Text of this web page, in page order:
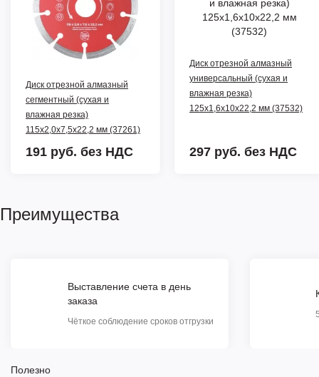
Диск отрезной алмазный
сегментный (сухая и
влажная резка)
115х2,0х7,5х22,2 мм (37261)
191 руб. без НДС
Диск отрезной алмазный
универсальный (сухая и
влажная резка)
125х1,6х10х22,2 мм (37532)
297 руб. без НДС
Преимущества
Выставление счета в день
заказа
Чёткое соблюдение сроков отгрузки
Полезно